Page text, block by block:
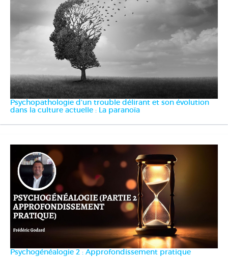
Psychopathologie d’un trouble délirant et son évolution
dans la culture actuelle : La paranoïa
Psychogénéalogie 2 : Approfondissement pratique